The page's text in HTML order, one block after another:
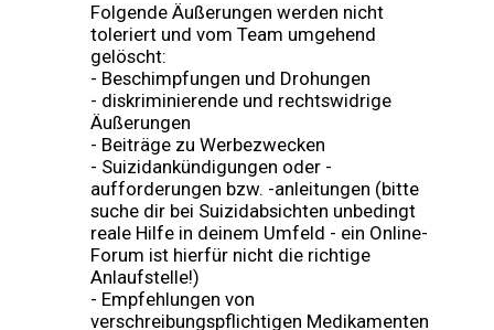
Folgende Äußerungen werden nicht
toleriert und vom Team umgehend
gelöscht:
- Beschimpfungen und Drohungen
- diskriminierende und rechtswidrige
Äußerungen
- Beiträge zu Werbezwecken
- Suizidankündigungen oder -
aufforderungen bzw. -anleitungen (bitte
suche dir bei Suizidabsichten unbedingt
reale Hilfe in deinem Umfeld - ein Online-
Forum ist hierfür nicht die richtige
Anlaufstelle!)
- Empfehlungen von
verschreibungspflichtigen Medikamenten